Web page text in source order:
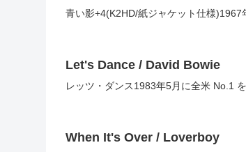
青い影+4(K2HD/紙ジャケット仕様)1967
Let's Dance / David Bowie
レッツ・ダンス1983年5月に全米 No.1 を
When It's Over / Loverboy